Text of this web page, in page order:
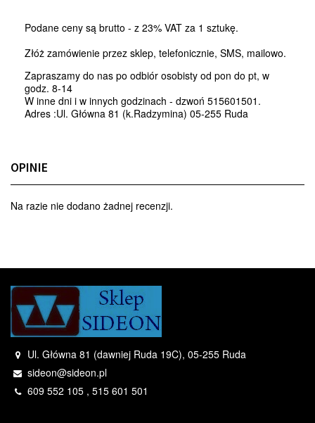
Podane ceny są brutto - z 23% VAT za 1 sztukę.
Złóż zamówienie przez sklep, telefonicznie, SMS, mailowo.
Zapraszamy do nas po odbiór osobisty od pon do pt, w
godz. 8-14
W inne dni i w innych godzinach - dzwoń 515601501.
Adres :Ul. Główna 81 (k.Radzymina) 05-255 Ruda
OPINIE
Na razie nie dodano żadnej recenzji.
Ul. Główna 81 (dawniej Ruda 19C), 05-255 Ruda
sideon@sideon.pl
609 552 105 , 515 601 501